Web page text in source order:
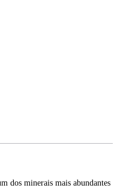
dos minerais mais abundantes